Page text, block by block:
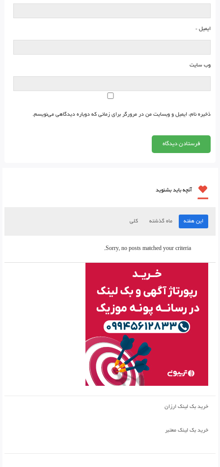
ایمیل *
وب‌ سایت
ذخیره نام، ایمیل و وبسایت من در مرورگر برای زمانی که دوباره دیدگاهی می‌نویسم.
آنچه باید بشنوید
این هفته ماه گذشته کلی
Sorry, no posts matched your criteria.
خرید بک لینک ارزان
خرید بک لینک معتبر